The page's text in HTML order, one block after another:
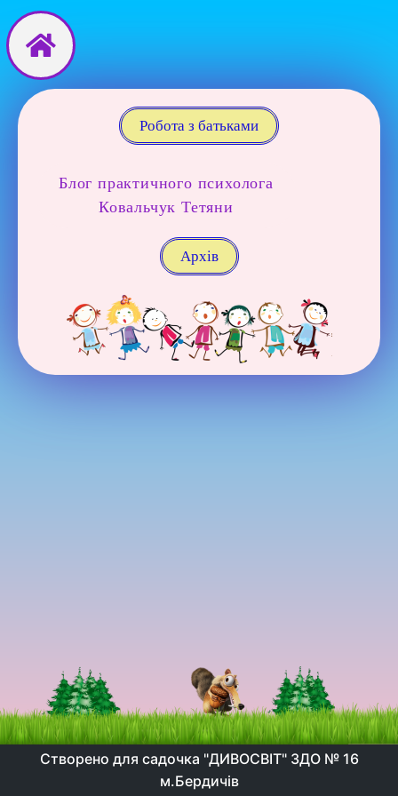
Перейти
до
вмісту
Робота з батьками
Блог практичного психолога
Ковальчук Тетяни
Архів
Створено для садочка "ДИВОСВІТ" ЗДО № 16
м.Бердичів